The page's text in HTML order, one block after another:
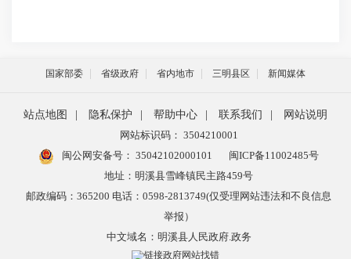
国家部委 省级政府 省内地市 三明县区 新闻媒体
站点地图 隐私保护 帮助中心 联系我们
网站说明
网站标识码： 3504210001
闽公网安备号： 35042102000101
闽ICP备11002485号
地址：明溪县雪峰镇民主路459号
邮政编码：365200 电话：0598-2813749(仅受理网站违法和不良信息
举报）
中文域名：明溪县人民政府.政务